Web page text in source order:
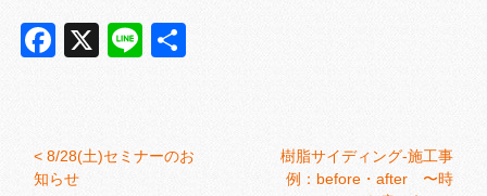
Facebook
X Line
< 8/28(土)セミナーのお
知らせ
樹脂サイディング-施工事
例：before・after 〜時